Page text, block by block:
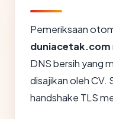
Pemeriksaan
duniacetak.com
DNS bersih yang
disajikan oleh CV.
handshake TLS